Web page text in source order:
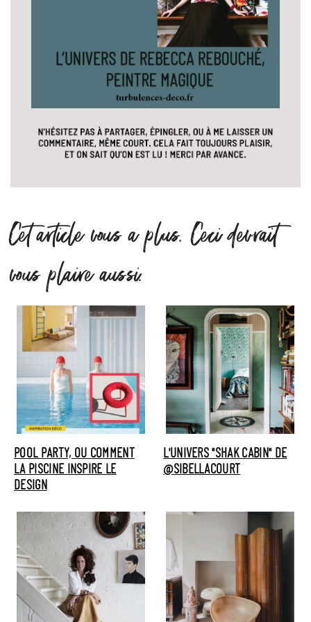
Cet article vous a plus. Ceci devrait
vous plaire aussi.
POOL PARTY, OU COMMENT
LA PISCINE INSPIRE LE
DESIGN
L'UNIVERS "SHAK CABIN" DE
@SIBELLACOURT